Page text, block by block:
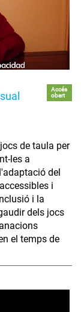
Accés
obert
de taula per
les a
del
i
i la
dels jocs
el temps de